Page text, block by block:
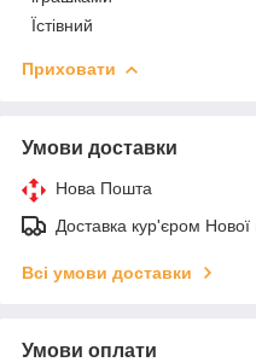
Їстівний
Приховати
Умови доставки
Нова Пошта
Доставка кур'єром
Всі умови доставки
Умови оплати